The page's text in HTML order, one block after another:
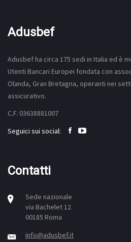
Adusbef
Adusbef ha circa 175 sedi in Italia ed è
Utenti Bancari Europei fondata con
Olanda, Gran Bretagna, operanti nei
assicurativo.
C.F. 03638881007
Seguici sui social:
Contatti
Sede nazionale
via Bachelet 12
00185 Roma
info@adusbef.it